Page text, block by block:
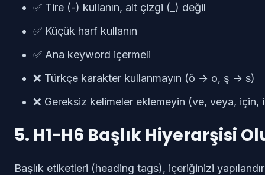
✅ Tire (-) kullanın, alt çizgi (_) değil
✅ Küçük harf kullanın
✅ Ana keyword içermeli
❌ Türkçe karakter kullanmayın (ö → o, ş → s)
❌ Gereksiz kelimeler eklemeyin (ve, veya, için,
5. H1-H6 Başlık Hiyerarşisi
Başlık etiketleri (heading tags), içeriğinizi